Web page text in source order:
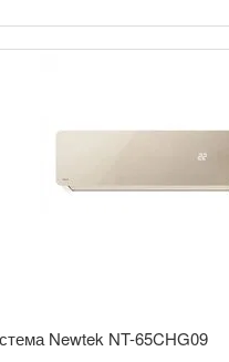
Newtek NT-65CHG09